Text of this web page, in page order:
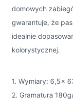
domowych
gwarantuje, że
idealnie
kolorystycznej.
1. Wymiary: 6,5x
2. Gramatura